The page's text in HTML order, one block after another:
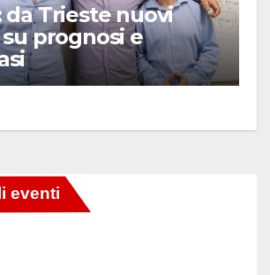
da Trieste nuovi
prognosi e